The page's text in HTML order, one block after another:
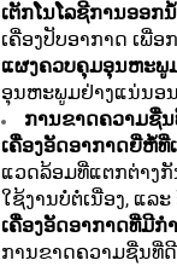
ເຕັກໂນໂລຊີການອອກ
ເຄື່ອງປັບອາກາດ ເພື່
ແຜງຄວບຄຸມອຸນຫະພູ
ອຸນຫະພູມຢ່າງແນ່ນອ
ການຂາດຄວາມຊື່
ເຄື່ອງອັດອາກາດຍີ່ຫໍ້
ແວດລ້ອມທີ່ແຕກຕ່າງ
ໃຊ້ງານບໍ່ຕໍ່ເນື່ອງ, ແລ
ເຄື່ອງອັດອາກາດທີ່ມີກ
ການຂາດຄວາມຊື່ນທີ່